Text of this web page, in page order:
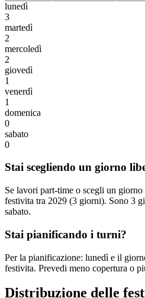
lunedì
3
martedì
2
mercoledì
2
giovedì
1
venerdì
1
domenica
0
sabato
0
Stai scegliendo un giorno
Se lavori part-time o scegli un
festivita tra 2029 (3 giorni). Sono 3
sabato.
Stai pianificando i turni?
Per la pianificazione: lunedì e il
festivita. Prevedi meno copertura o
Distribuzione delle